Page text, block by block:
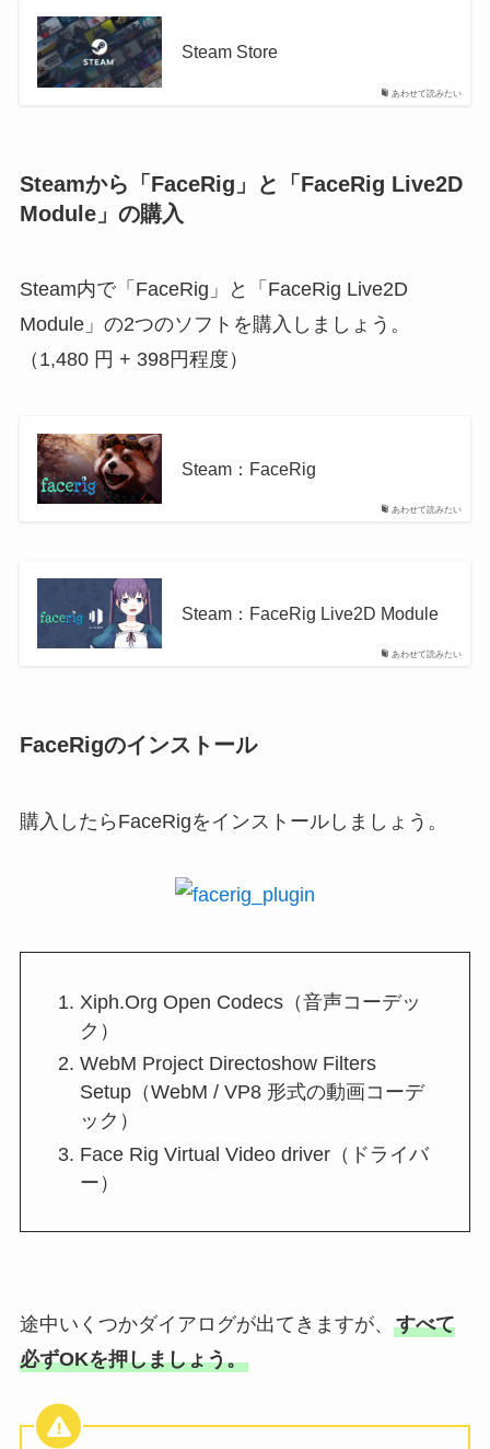
あわせて読みたい
Steam Store
Steamから「FaceRig」と「FaceRig Live2D
Module」の購入
Steam内で「FaceRig」と「FaceRig Live2D
Module」の2つのソフトを購入しましょう。
（1,480 円 + 398円程度）
あわせて読みたい
Steam：FaceRig
あわせて読みたい
Steam：FaceRig Live2D Module
FaceRigのインストール
購入したらFaceRigをインストールしましょう。
Xiph.Org Open Codecs（音声コーデッ
ク）
WebM Project Directoshow Filters
Setup（WebM / VP8 形式の動画コーデ
ック）
Face Rig Virtual Video driver（ドライバ
ー）
途中いくつかダイアログが出てきますが、 すべて
必ずOKを押しましょう。